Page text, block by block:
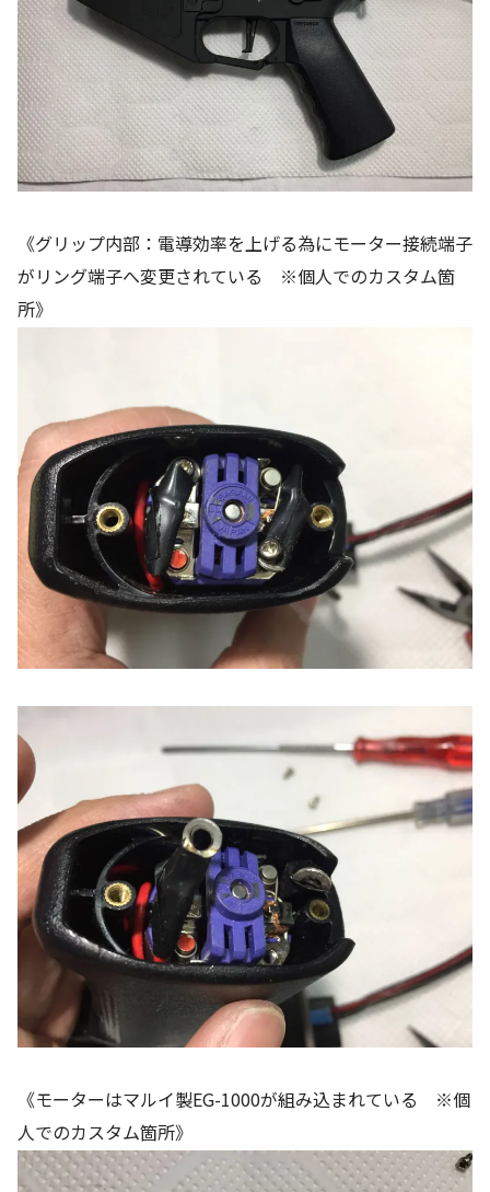
《グリップ内部：電導効率を上げる為にモーター接続端子
がリング端子へ変更されている ※個人でのカスタム箇
所》
《モーターはマルイ製EG-1000が組み込まれている ※個
人でのカスタム箇所》